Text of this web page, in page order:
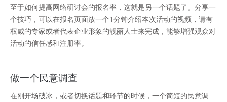
至于如何提高网络研讨会的报名率，这就是另一个话题了。分享一
个技巧，可以在报名页面放一个1分钟介绍本次活动的视频，请有
权威的专家或者代表企业形象的靓丽人士来完成，能够增强观众对
活动的信任感和注册率。
做一个民意调查
在刚开场破冰，或者切换话题和环节的时候，一个简短的民意调